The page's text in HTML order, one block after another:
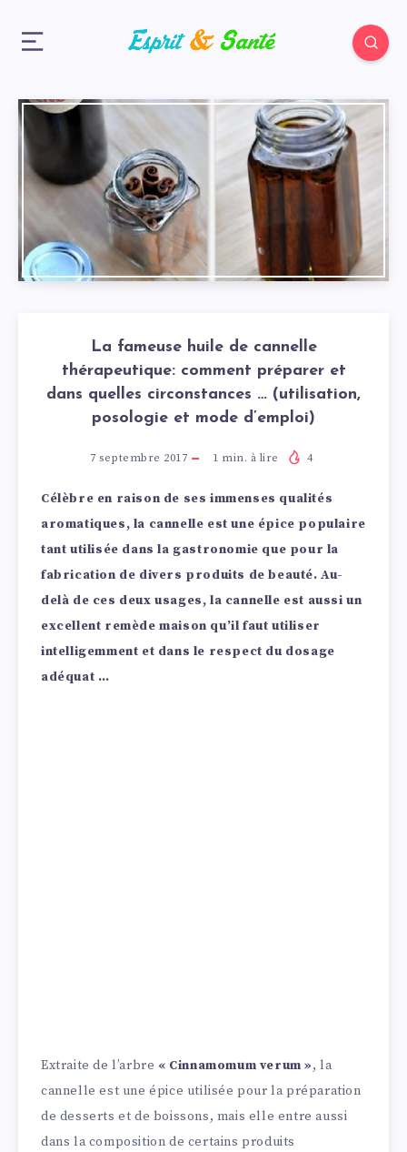
La fameuse huile de cannelle
thérapeutique: comment préparer et
dans quelles circonstances … (utilisation,
posologie et mode d’emploi)
7 septembre 2017 1 min. à lire 4
Célèbre en raison de ses immenses qualités
aromatiques, la cannelle est une épice populaire
tant utilisée dans la gastronomie que pour la
fabrication de divers produits de beauté. Au-
delà de ces deux usages, la cannelle est aussi un
excellent remède maison qu’il faut utiliser
intelligemment et dans le respect du dosage
adéquat …
Extraite de l’arbre « Cinnamomum verum », la
cannelle est une épice utilisée pour la préparation
de desserts et de boissons, mais elle entre aussi
dans la composition de certains produits